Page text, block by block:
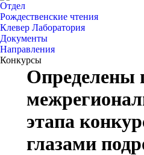
Отдел
Рождественские чтения
Клевер Лаборатория
Документы
Направления
Конкурсы
Определены
этапа
глазами